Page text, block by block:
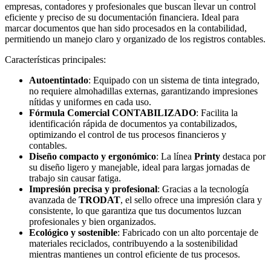
empresas, contadores y profesionales que buscan llevar un control
eficiente y preciso de su documentación financiera. Ideal para
marcar documentos que han sido procesados en la contabilidad,
permitiendo un manejo claro y organizado de los registros contables.
Características principales:
Autoentintado: Equipado con un sistema de tinta integrado,
no requiere almohadillas externas, garantizando impresiones
nítidas y uniformes en cada uso.
Fórmula Comercial CONTABILIZADO: Facilita la
identificación rápida de documentos ya contabilizados,
optimizando el control de tus procesos financieros y
contables.
Diseño compacto y ergonómico: La línea Printy destaca por
su diseño ligero y manejable, ideal para largas jornadas de
trabajo sin causar fatiga.
Impresión precisa y profesional: Gracias a la tecnología
avanzada de TRODAT, el sello ofrece una impresión clara y
consistente, lo que garantiza que tus documentos luzcan
profesionales y bien organizados.
Ecológico y sostenible: Fabricado con un alto porcentaje de
materiales reciclados, contribuyendo a la sostenibilidad
mientras mantienes un control eficiente de tus procesos.